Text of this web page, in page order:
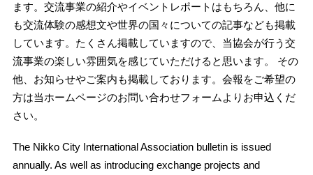
ます。交流事業の紹介やイベントレポートはもちろん、他に
も交流体験の感想文や世界の国々についての記事なども掲載
しています。たくさん掲載していますので、当協会が行う交
流事業の楽しい雰囲気を感じていただけると思います。 その
他、お知らせやご案内も掲載しております。会報をご希望の
方は当ホームページのお問い合わせフォームよりお申込くだ
さい。
The Nikko City International Association bulletin is issued
annually. As well as introducing exchange projects and